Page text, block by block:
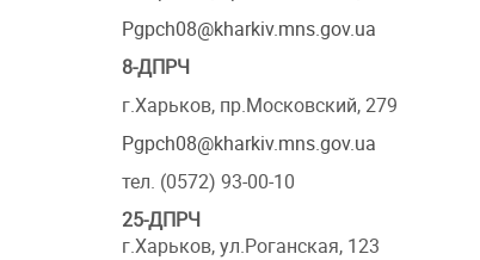
Pgpch08@kharkiv.mns.gov.ua
8-ДПРЧ
г.Харьков, пр.Московский, 279
Pgpch08@kharkiv.mns.gov.ua
тел. (0572) 93-00-10
25-ДПРЧ
г.Харьков, ул.Роганская, 123